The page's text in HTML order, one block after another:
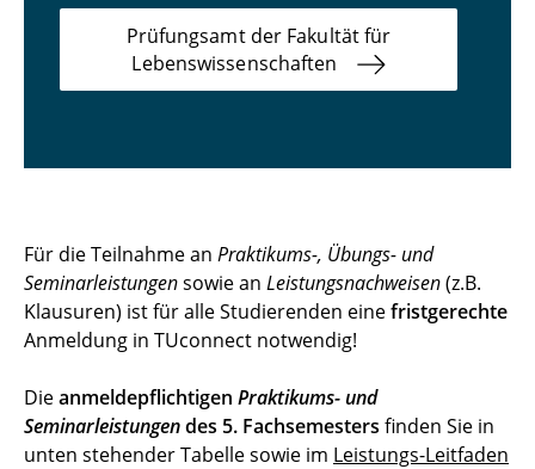
Prüfungsamt der Fakultät für
Lebenswissenschaften
Für die Teilnahme an Praktikums-, Übungs- und
Seminarleistungensowie an Leistungsnachweisen(z.B.
Klausuren) ist für alle Studierenden einefristgerechte
Anmeldung in TUconnect notwendig!
Dieanmeldepflichtigen Praktikums- und
Seminarleistungendes 5. Fachsemesters finden Sie in
unten stehender Tabelle sowie im Leistungs-Leitfaden